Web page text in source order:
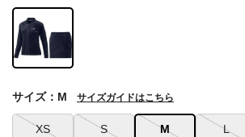
XS S M L
サイズ：M サイズガイドはこちら